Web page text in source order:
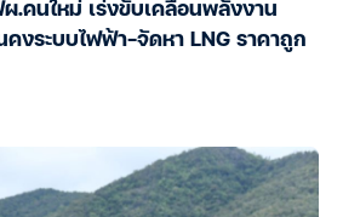
.คนใหม่ เร่งขับเคลื่อนพลังงาน
คงระบบไฟฟ้า-จัดหา LNG ราคาถูก